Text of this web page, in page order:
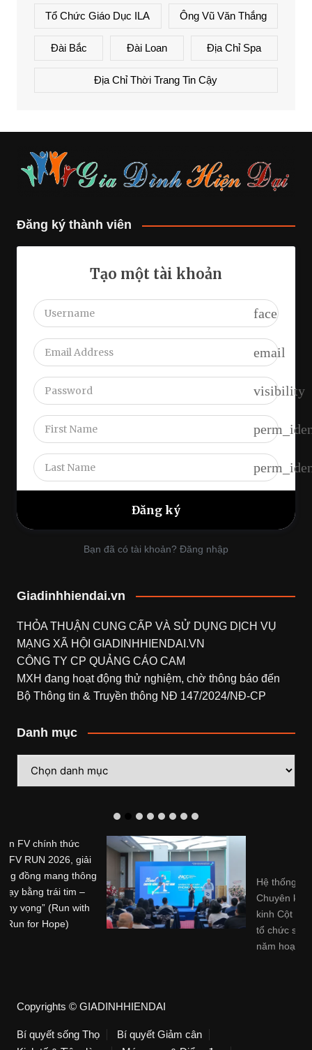
Tổ Chức Giáo Dục ILA Ông Vũ Văn Thắng
Đài Bắc Đài Loan Địa Chỉ Spa
Địa Chỉ Thời Trang Tin Cậy
Đăng ký thành viên
Tạo một tài khoản
face
email
visibility
Bạn đã có tài khoản? Đăng nhập
Giadinhhiendai.vn
THỎA THUẬN CUNG CẤP VÀ SỬ DỤNG DỊCH VỤ
MẠNG XÃ HỘI GIADINHHIENDAI.VN
CÔNG TY CP QUẢNG CÁO CAM
MXH đang hoạt động thử nghiệm, chờ thông báo đến
Bộ Thông tin & Truyền thông NĐ 147/2024/NĐ-CP
Danh mục
mục
Hệ thống Phòng khám
Chuyên khoa Trị liệu Thần
kinh Cột sống Hoa Kỳ (ACC)
tổ chức sự kiện kỷ niệm 20
năm hoạt động tại Việt Nam
Hệ thống Phòng khám ...
Kinh tế & Tiêu dùng
Món ngon & Điểm đẹp